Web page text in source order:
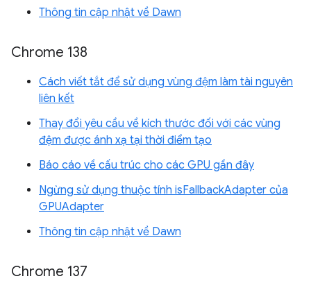
Thông tin cập nhật về Dawn
Chrome 138
Cách viết tắt để sử dụng vùng đệm làm tài nguyên
liên kết
Thay đổi yêu cầu về kích thước đối với các vùng
đệm được ánh xạ tại thời điểm tạo
Báo cáo về cấu trúc cho các GPU gần đây
Ngừng sử dụng thuộc tính isFallbackAdapter của
GPUAdapter
Thông tin cập nhật về Dawn
Chrome 137